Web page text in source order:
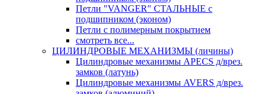
Петли "VANGER" СТАЛЬНЫЕ с
подшипником (эконом)
Петли с полимерным покрытием
смотреть все...
ЦИЛИНДРОВЫЕ МЕХАНИЗМЫ (личины)
Цилиндровые механизмы APECS д/врез.
замков (латунь)
Цилиндровые механизмы AVERS д/врез.